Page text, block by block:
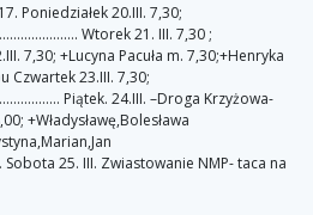
Poniedziałek 20.III. 7,30;
Wtorek 21. III. 7,30 ;
7,30; +Lucyna Pacuła m. 7,30;+Henryka
Czwartek 23.III. 7,30;
Piątek. 24.III. –Droga Krzyżowa-
+Władysławę,Bolesława
Sobota 25. III. Zwiastowanie NMP- taca na